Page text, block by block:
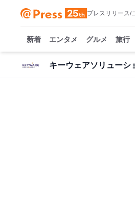
プレスリリース/
新着 エンタメ グルメ 旅行
キーウェアソリューシ